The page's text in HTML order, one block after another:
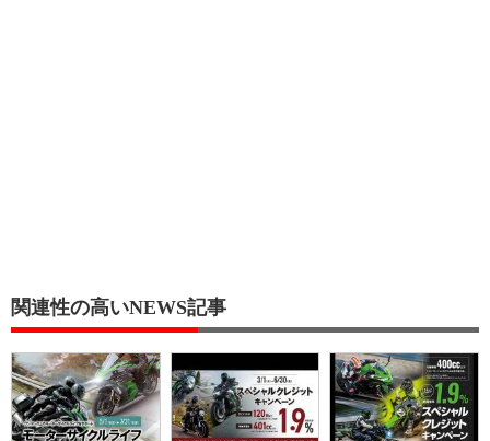
関連性の高いNEWS記事